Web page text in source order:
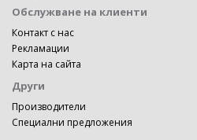
Обслужване на клиенти
Контакт с нас
Рекламации
Карта на сайта
Други
Производители
Специални предложения